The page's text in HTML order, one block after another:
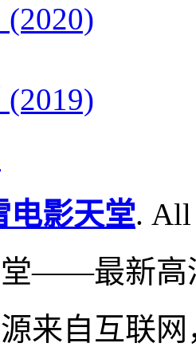
电影天堂. All
——最新高
来自互联